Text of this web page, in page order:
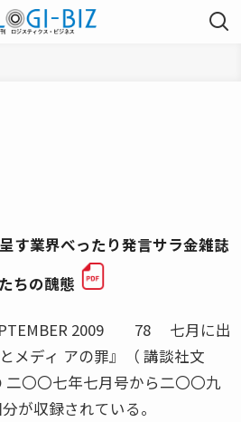
す業界べったり発言サラ金雑誌
ちの醜態
2009 78 七月に出
メディ アの罪』（ 講談社文
二〇〇七年七月号から二〇〇九
が収録されている。